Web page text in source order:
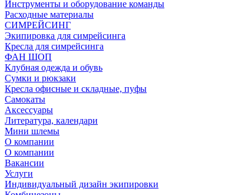
Инструменты и оборудование команды
Расходные материалы
СИМРЕЙСИНГ
Экипировка для симрейсинга
Кресла для симрейсинга
ФАН ШОП
Клубная одежда и обувь
Сумки и рюкзаки
Кресла офисные и складные, пуфы
Самокаты
Аксессуары
Литература, календари
Мини шлемы
О компании
О компании
Вакансии
Услуги
Индивидуальный дизайн экипировки